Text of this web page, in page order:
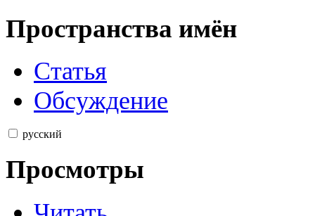
Пространства имён
Статья
Обсуждение
русский
Просмотры